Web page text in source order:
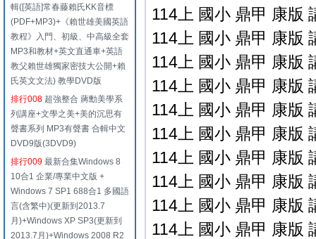
輯([英語]常春藤賴氏KK音標
(PDF+MP3)+《賴世雄美國英語
教程》入門、初級、中高級全套
MP3和教材+英文直通車+英語
教父賴世雄獨家密技大公開+賴
氏英文文法) 教學DVD版
排行008 超強整合 蔣勳美學系
列講座+文學之美+美的沉思有
聲書系列 MP3有聲書 合輯中文
DVD9版(3DVD9)
排行009 最新合集Windows 8
10合1 企業/專業中文版 +
Windows 7 SP1 688合1 多國語
言(含繁中)(更新到2013.7
月)+Windows XP SP3(更新到
2013.7月)+Windows 2008 R2
114上 國小 鼎甲 康版
114上 國小 鼎甲 康版
114上 國小 鼎甲 康版
114上 國小 鼎甲 康版
114上 國小 鼎甲 康版
114上 國小 鼎甲 康版
114上 國小 鼎甲 康版
114上 國小 鼎甲 康版
114上 國小 鼎甲 康版
114上 國小 鼎甲 康版